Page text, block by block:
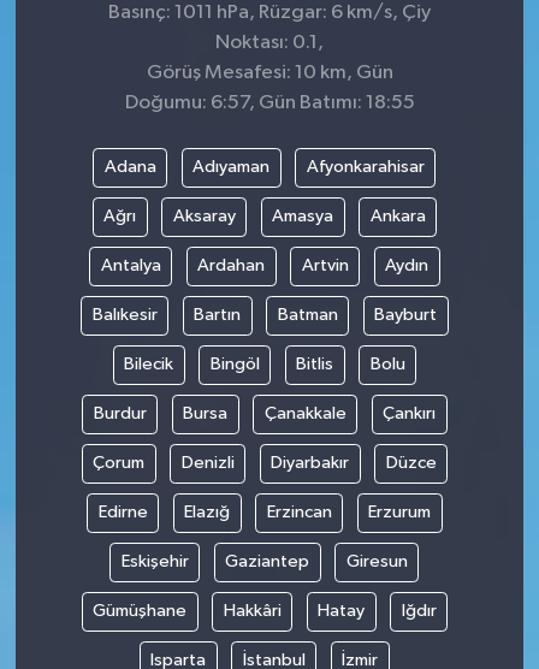
Basınç: 1011 hPa, Rüzgar: 6 km/s, Çiy
Noktası: 0.1,
Görüş Mesafesi: 10 km, Gün
Doğumu: 6:57, Gün Batımı: 18:55
Adana Adıyaman Afyonkarahisar
Ağrı Aksaray Amasya Ankara
Antalya Ardahan Artvin Aydın
Balıkesir Bartın Batman Bayburt
Bilecik Bingöl Bitlis Bolu
Burdur Bursa Çanakkale Çankırı
Çorum Denizli Diyarbakır Düzce
Edirne Elazığ Erzincan Erzurum
Eskişehir Gaziantep Giresun
Gümüşhane Hakkâri Hatay Iğdır
Isparta İstanbul İzmir
POLİTİKA
RÖPORTAJ
SAĞLIK
SPOR
TARIM
TEKNOLOJİ
TURİZM
VİDEO HABER
YAŞAM